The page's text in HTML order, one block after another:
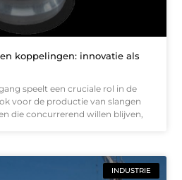
koppelingen: innovatie als
speelt een cruciale rol in de
voor de productie van slangen
die concurrerend willen blijven,
INDUSTRIE